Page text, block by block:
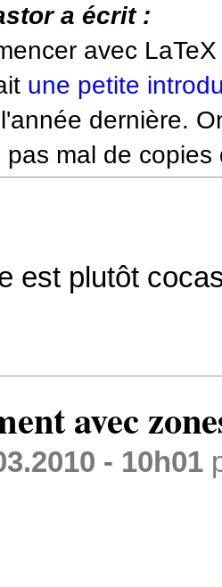
a écrit :
avec
une petite
dernière.
mal de copies
est plutôt
avec
- 10h01